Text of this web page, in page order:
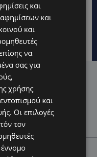
πρωτοβουλίες για να
και το κέντρο της
και
και
και
να
σας για
χρήσης
και
Οι επιλογές
τον